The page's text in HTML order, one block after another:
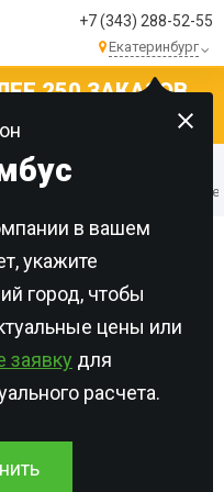
+7 (343) 288-52-55
Екатеринбург
в вашем
укажите
город, чтобы
цены или
заявку для
расчета.
250 ЗАКАЗОВ
Обработка сада осенью от
от вредителей